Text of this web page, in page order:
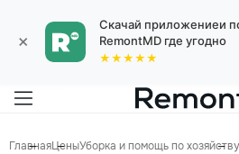
×
Скачай приложениеи
RemontMD где угодно
★★★★★
ГлавнаяЦеныУборка и помощь по хозяйству